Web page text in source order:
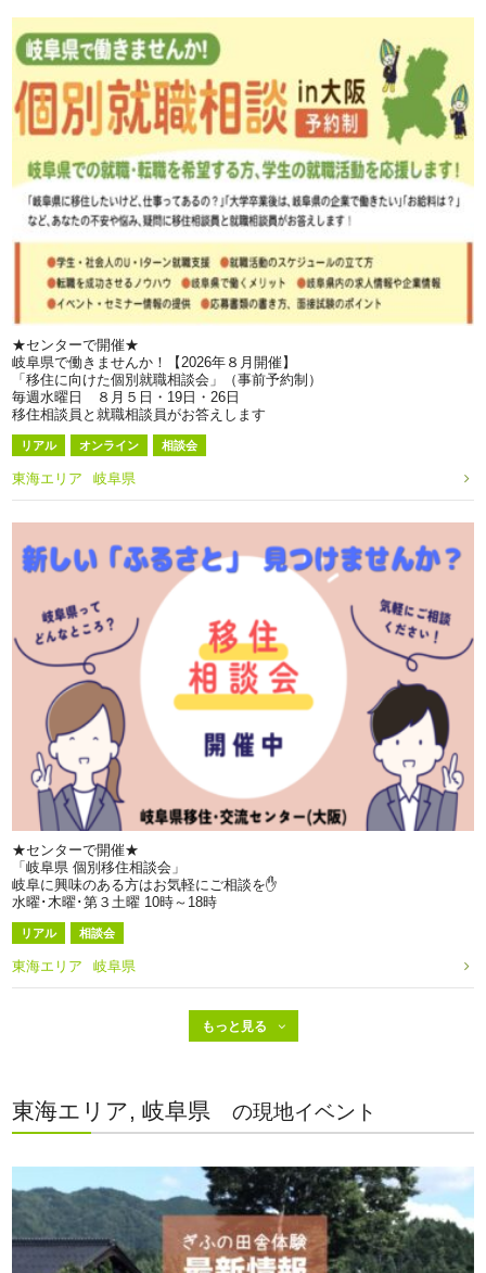
★センターで開催★
岐阜県で働きませんか！【2026年８月開催】
「移住に向けた個別就職相談会」（事前予約制）
毎週水曜日 ８月５日・19日・26日
移住相談員と就職相談員がお答えします
リアル オンライン 相談会
東海エリア 岐阜県
★センターで開催★
「岐阜県 個別移住相談会」
岐阜に興味のある方はお気軽にご相談を✋
水曜･木曜･第３土曜 10時～18時
リアル 相談会
東海エリア 岐阜県
東海エリア, 岐阜県 の現地イベント